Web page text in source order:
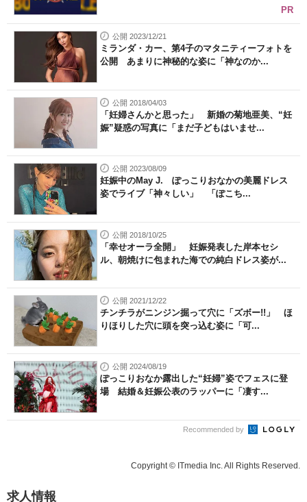
PR
公開 2023/12/21
ミランダ・カー、第4子のマタニティーフォトを
公開 あまりに神秘的な姿に「神なのか...
公開 2018/04/03
「妊婦さんかと思った」 新婚の菊地亜美、“妊
娠”疑惑の写真に「まだ子どもはいませ...
公開 2023/08/09
妊娠中のMay J. ぽっこりおなかの美麗ドレス
姿でライブ「神々しい」 「ぽこち...
公開 2018/10/25
「幸せオーラ全開」 妊娠発表した岸本セシ
ル、朝焼けに包まれた海での純白ドレス姿が...
公開 2021/12/22
チンチラがニンジン掘って穴に「ズボー!!」 ほ
りほりした穴に頭を突っ込む姿に「可...
公開 2024/08/19
ぽっこりおなか露出した“妊婦”姿でフェスに登
場 結婚＆妊娠公表のラッパーに「凄す...
Recommended by
Copyright © ITmedia Inc. All Rights Reserved.
求人情報